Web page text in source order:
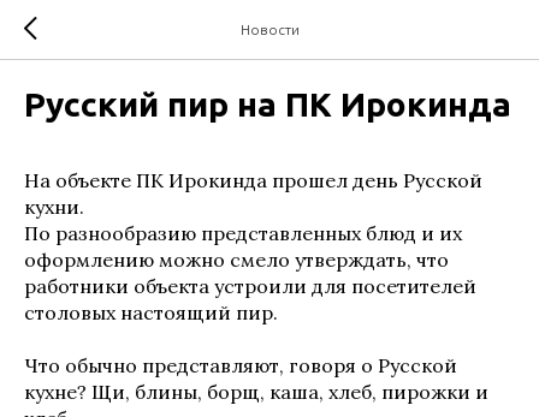
Новости
Русский пир на ПК Ирокинда
На объекте ПК Ирокинда прошел день Русской
кухни.
По разнообразию представленных блюд и их
оформлению можно смело утверждать, что
работники объекта устроили для посетителей
столовых настоящий пир.
Что обычно представляют, говоря о Русской
кухне? Щи, блины, борщ, каша, хлеб, пирожки и